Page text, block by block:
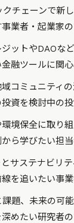
チェーンで新
業者・起業家
ットやDAOな
融ツールに関
コミュニティ
資を検討中の
境保全に取り
ら学びたい担
サステナビリ
を追いたい事
課題、未来の可
めたい研究者